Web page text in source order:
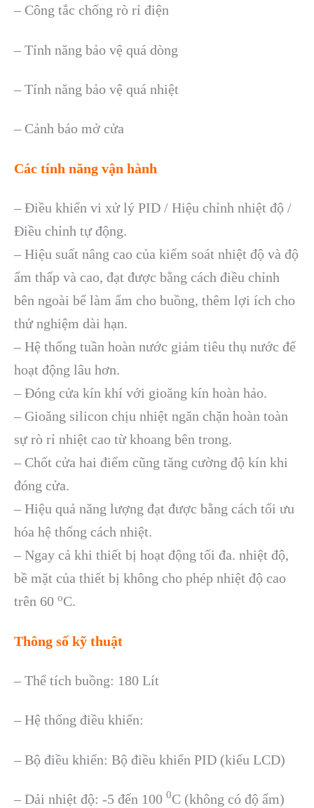
– Công tắc chống rò rỉ điện
– Tính năng bảo vệ quá dòng
– Tính năng bảo vệ quá nhiệt
– Cảnh báo mở cửa
Các tính năng vận hành
– Điều khiển vi xử lý PID / Hiệu chỉnh nhiệt độ /
Điều chỉnh tự động.
– Hiệu suất nâng cao của kiểm soát nhiệt độ và độ
ẩm thấp và cao, đạt được bằng cách điều chỉnh
bên ngoài bể làm ẩm cho buồng, thêm lợi ích cho
thử nghiệm dài hạn.
– Hệ thống tuần hoàn nước giảm tiêu thụ nước để
hoạt động lâu hơn.
– Đóng cửa kín khí với gioăng kín hoàn hảo.
– Gioăng silicon chịu nhiệt ngăn chặn hoàn toàn
sự rò rỉ nhiệt cao từ khoang bên trong.
– Chốt cửa hai điểm cũng tăng cường độ kín khi
đóng cửa.
– Hiệu quả năng lượng đạt được bằng cách tối ưu
hóa hệ thống cách nhiệt.
– Ngay cả khi thiết bị hoạt động tối đa. nhiệt độ,
bề mặt của thiết bị không cho phép nhiệt độ cao
trên 60 oC.
Thông số kỹ thuật
– Thể tích buồng: 180 Lít
– Hệ thống điều khiển:
– Bộ điều khiển: Bộ điều khiển PID (kiểu LCD)
– Dải nhiệt độ: -5 đến 100 0C (không có độ ẩm)